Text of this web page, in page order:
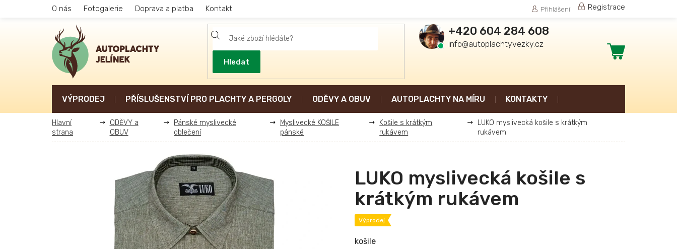
O nás Fotogalerie Doprava a platba Kontakt Registrace
Přihlášení
Hledat
+420 604 284 608
info@autoplachtyvezky.cz
Nákupní
VÝPRODEJ PŘÍSLUŠENSTVÍ PRO PLACHTY A PERGOLY ODĚVY A OBUV AUTOPLACHTY NA MÍRU KONTAKTY
ODĚVY a
OBUV
Pánské myslivecké
oblečení
Myslivecké KOŠILE
pánské
Košile s krátkým
rukávem
LUKO myslivecká košile s krátkým
rukávem
košile
LUKO myslivecká košile s
krátkým rukávem
Výprodej